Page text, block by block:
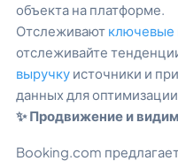
объекта на платформе.
Отслеживают ключевые
отслеживайте
выручку источники и
данных для
✨ Продвижение и
Booking.com